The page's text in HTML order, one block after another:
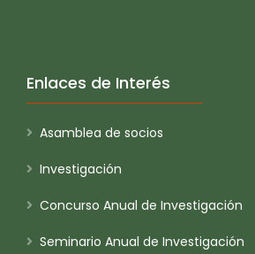
Enlaces de Interés
Asamblea de socios
Investigación
Concurso Anual de Investigación
Seminario Anual de Investigación